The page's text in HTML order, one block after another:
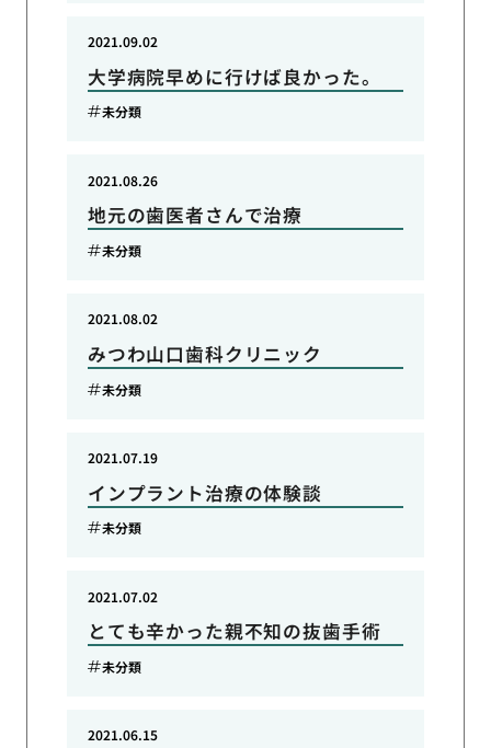
大学病院早めに行けば良かった。
2021.09.02
未分類
地元の歯医者さんで治療
2021.08.26
未分類
みつわ山口歯科クリニック
2021.08.02
未分類
インプラント治療の体験談
2021.07.19
未分類
とても辛かった親不知の抜歯手術
2021.07.02
未分類
2021.06.15